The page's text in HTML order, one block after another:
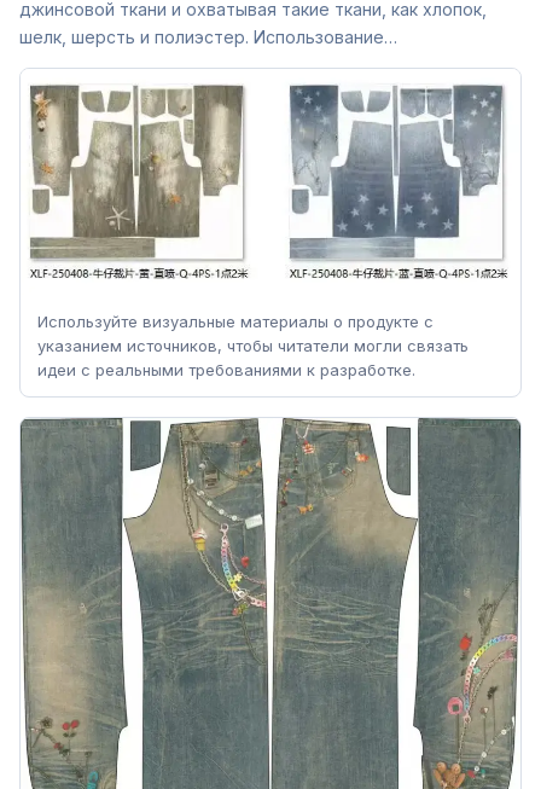
джинсовой ткани и охватывая такие ткани, как хлопок,
шелк, шерсть и полиэстер. Использование…
Используйте визуальные материалы о продукте с
указанием источников, чтобы читатели могли связать
идеи с реальными требованиями к разработке.